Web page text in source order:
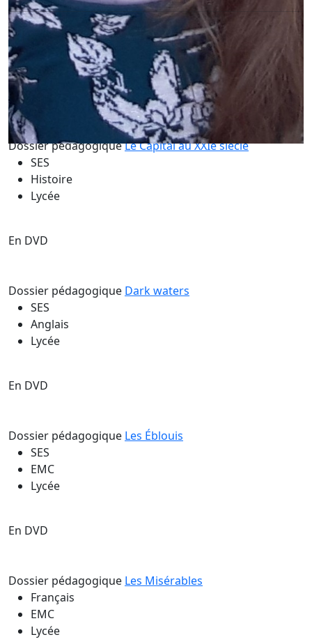
Toutes ses ressources
pédagogiques
Dossier pédagogiqueLe Capital au XXIe siècle
SES
Histoire
Lycée
En DVD
Dossier pédagogique Dark waters
SES
Anglais
Lycée
En DVD
Dossier pédagogique Les Éblouis
SES
EMC
Lycée
En DVD
Dossier pédagogique Les Misérables
Français
EMC
Lycée